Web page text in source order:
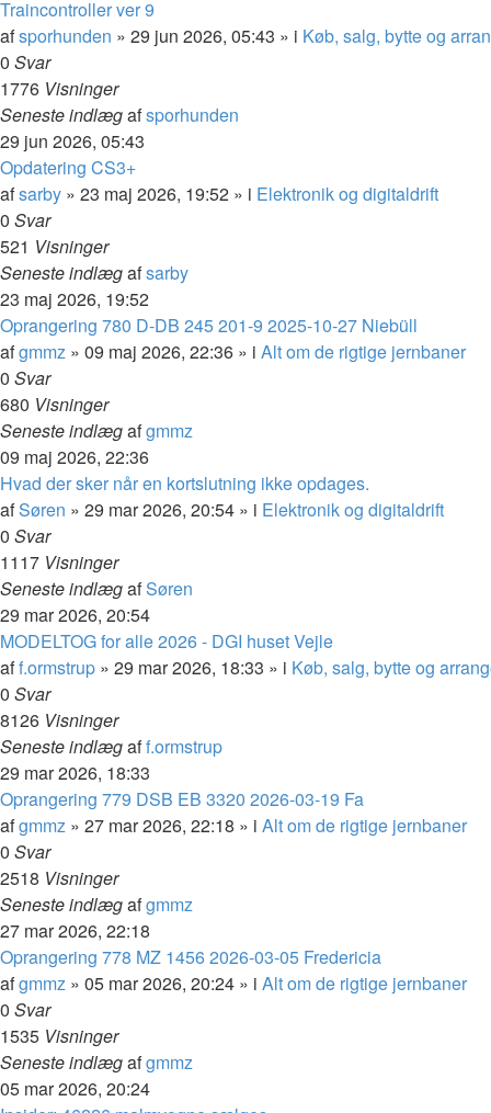
Traincontroller ver 9
afsporhunden » 29 jun 2026, 05:43 » i Køb, salg, bytte og
0 Svar
1776 Visninger
Seneste indlægafsporhunden
29 jun 2026, 05:43
Opdatering CS3+
afsarby » 23 maj 2026, 19:52 » i Elektronik og digitaldrift
0 Svar
521 Visninger
Seneste indlægafsarby
23 maj 2026, 19:52
Oprangering 780 D-DB 245 201-9 2025-10-27 Niebüll
afgmmz » 09 maj 2026, 22:36 » i Alt om de rigtige jernbaner
0 Svar
680 Visninger
Seneste indlægafgmmz
09 maj 2026, 22:36
Hvad der sker når en kortslutning ikke opdages.
afSøren » 29 mar 2026, 20:54 » i Elektronik og digitaldrift
0 Svar
1117 Visninger
Seneste indlægafSøren
29 mar 2026, 20:54
MODELTOG for alle 2026 - DGI huset Vejle
aff.ormstrup » 29 mar 2026, 18:33 » i Køb, salg, bytte og
0 Svar
8126 Visninger
Seneste indlægaff.ormstrup
29 mar 2026, 18:33
Oprangering 779 DSB EB 3320 2026-03-19 Fa
afgmmz » 27 mar 2026, 22:18 » i Alt om de rigtige jernbaner
0 Svar
2518 Visninger
Seneste indlægafgmmz
27 mar 2026, 22:18
Oprangering 778 MZ 1456 2026-03-05 Fredericia
afgmmz » 05 mar 2026, 20:24 » i Alt om de rigtige jernbaner
0 Svar
1535 Visninger
Seneste indlægafgmmz
05 mar 2026, 20:24